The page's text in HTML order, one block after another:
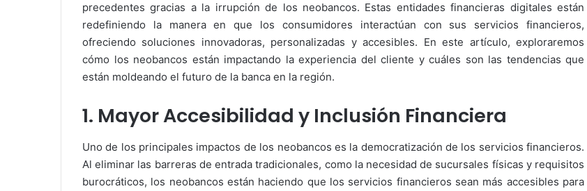
precedentes gracias a la irrupción de los neobancos. Estas entidades financieras digitales están
redefiniendo la manera en que los consumidores interactúan con sus servicios financieros,
ofreciendo soluciones innovadoras, personalizadas y accesibles. En este artículo, exploraremos
cómo los neobancos están impactando la experiencia del cliente y cuáles son las tendencias que
están moldeando el futuro de la banca en la región.
1. Mayor Accesibilidad y Inclusión Financiera
Uno de los principales impactos de los neobancos es la democratización de los servicios financieros.
Al eliminar las barreras de entrada tradicionales, como la necesidad de sucursales físicas y requisitos
burocráticos, los neobancos están haciendo que los servicios financieros sean más accesibles para